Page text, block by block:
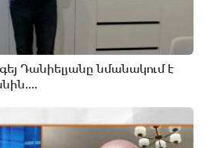
Դանիելյանը նմանակում է